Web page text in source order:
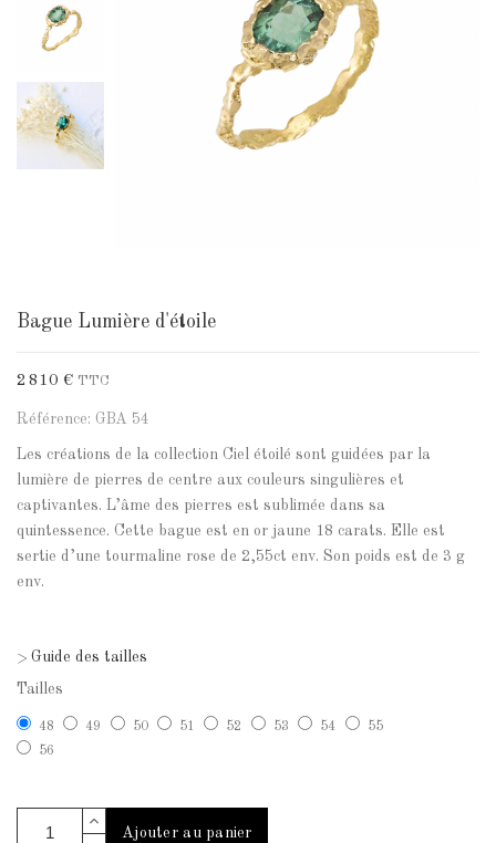
Bague Lumière d'étoile
2 810 € TTC
Référence: GBA 54
Les créations de la collection Ciel étoilé sont guidées par la
lumière de pierres de centre aux couleurs singulières et
captivantes. L’âme des pierres est sublimée dans sa
quintessence. Cette bague est en or jaune 18 carats. Elle est
sertie d’une tourmaline rose de 2,55ct env. Son poids est de 3 g
env.
> Guide des tailles
Tailles
48 49 50 51 52 53 54
55
56
Ajouter au panier